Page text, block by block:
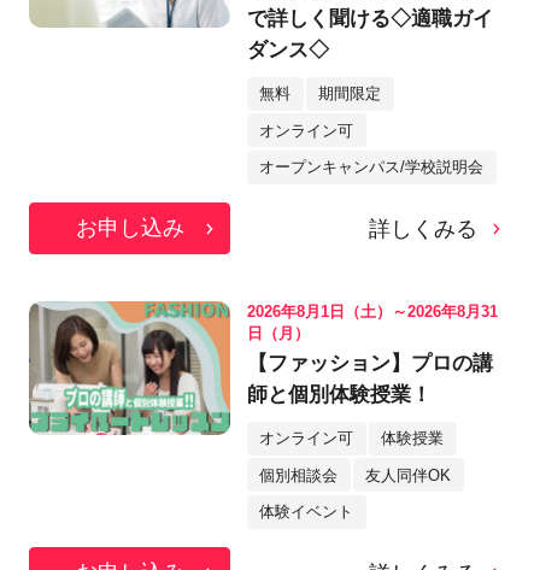
で詳しく聞ける◇適職ガイ
ダンス◇
無料 期間限定
オンライン可
オープンキャンパス/学校説明会
お申し込み 詳しくみる
2026年8月1日（土）～2026年8月31
日（月）
【ファッション】プロの講
師と個別体験授業！
オンライン可 体験授業
個別相談会 友人同伴OK
体験イベント